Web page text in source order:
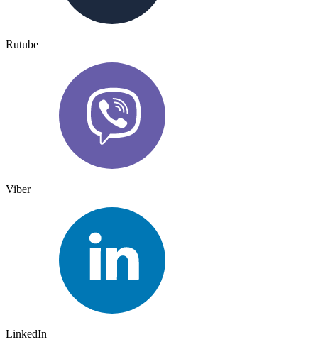
Rutube
Viber
LinkedIn